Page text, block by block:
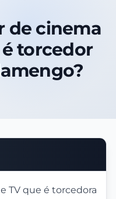
de cinema
torcedor
TV que é torcedora